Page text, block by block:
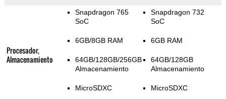
Procesador,
Almacenamiento
Snapdragon 765
SoC
6GB/8GB RAM
64GB/128GB/256GB
Almacenamiento
MicroSDXC
Snapdragon 732
SoC
6GB RAM
64GB/128GB
Almacenamiento
MicroSDXC